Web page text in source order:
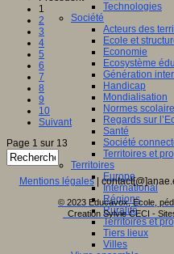
Technologies
Société
Acteurs des
Ecole et
Economie
Ecosystème
Génération
Handicap
Mondialisation
Normes
Regards sur
Santé
Société
Territoires et
Territoires
Europe
International
Régions
Ruralité
Territoires et
Tiers lieux
Villes
1
2
3
4
5
6
7
8
9
10
Suivant
Page 1 sur 13
Mentions légales|
© 2023 Educavox, Ecole,
Creation Sylvie CECI -